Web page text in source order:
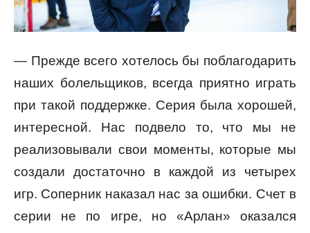
— Прежде всего хотелось бы поблагодарить
наших болельщиков, всегда приятно играть
при такой поддержке. Серия была хорошей,
интересной. Нас подвело то, что мы не
реализовывали свои моменты, которые мы
создали достаточно в каждой из четырех
игр. Соперник наказал нас за ошибки. Счет в
серии не по игре, но «Арлан» оказался